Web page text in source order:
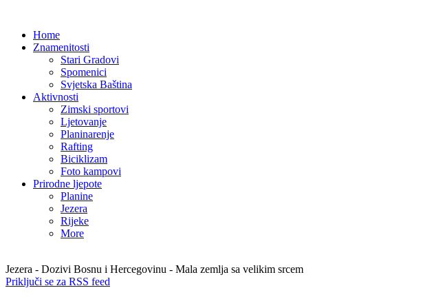
Home
Znamenitosti
Stari Gradovi
Spomenici
Svjetska Baština
Aktivnosti
Zimski sportovi
Ljetovanje
Planinarenje
Rafting
Biciklizam
Foto kampovi
Prirodne ljepote
Planine
Jezera
Rijeke
More
Jezera - Dozivi Bosnu i Hercegovinu - Mala zemlja sa velikim srcem
Priključi se za RSS feed